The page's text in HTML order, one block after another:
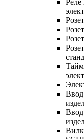
Ввод
Ввод